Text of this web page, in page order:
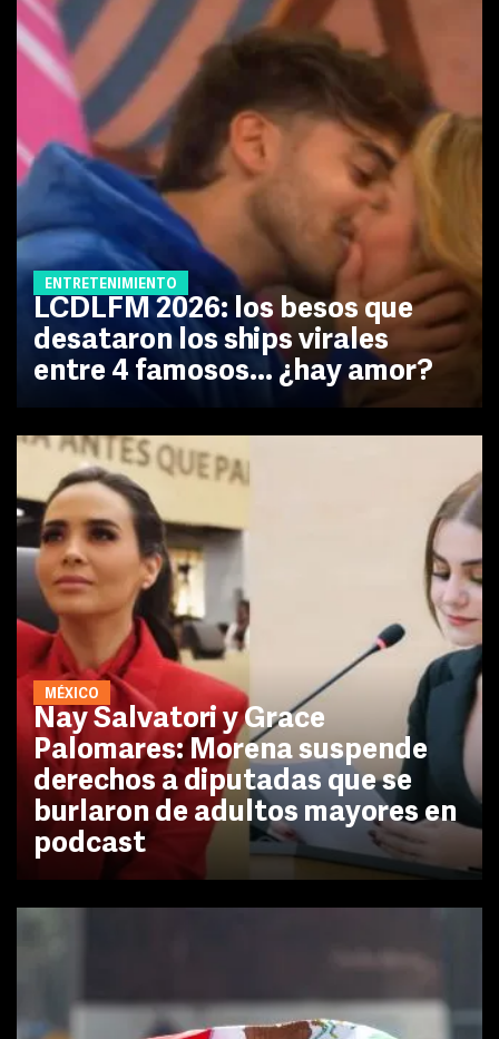
ENTRETENIMIENTO
LCDLFM 2026: los besos que
desataron los ships virales
entre 4 famosos... ¿hay amor?
MÉXICO
Nay Salvatori y Grace
Palomares: Morena suspende
derechos a diputadas que se
burlaron de adultos mayores en
podcast